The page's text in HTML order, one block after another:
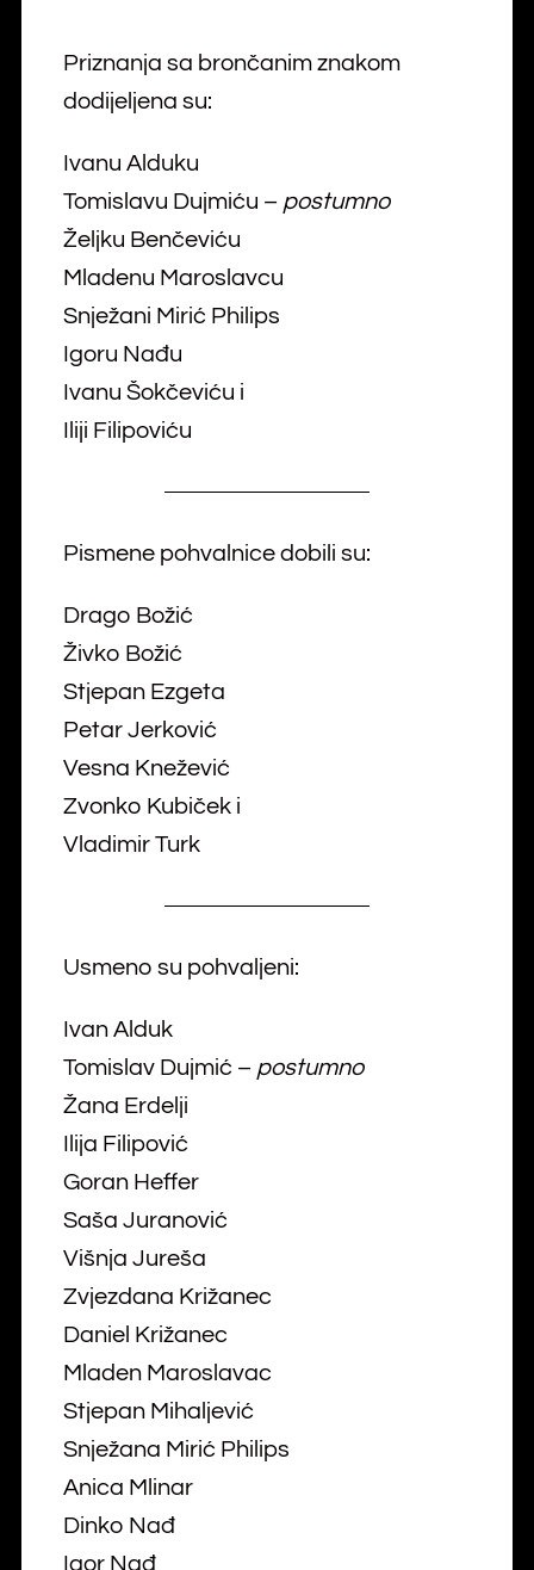
Priznanja sa brončanim znakom
dodijeljena su:
Ivanu Alduku
Tomislavu Dujmiću – postumno
Željku Benčeviću
Mladenu Maroslavcu
Snježani Mirić Philips
Igoru Nađu
Ivanu Šokčeviću i
Iliji Filipoviću
Pismene pohvalnice dobili su:
Drago Božić
Živko Božić
Stjepan Ezgeta
Petar Jerković
Vesna Knežević
Zvonko Kubiček i
Vladimir Turk
Usmeno su pohvaljeni:
Ivan Alduk
Tomislav Dujmić – postumno
Žana Erdelji
Ilija Filipović
Goran Heffer
Saša Juranović
Višnja Jureša
Zvjezdana Križanec
Daniel Križanec
Mladen Maroslavac
Stjepan Mihaljević
Snježana Mirić Philips
Anica Mlinar
Dinko Nađ
Igor Nađ